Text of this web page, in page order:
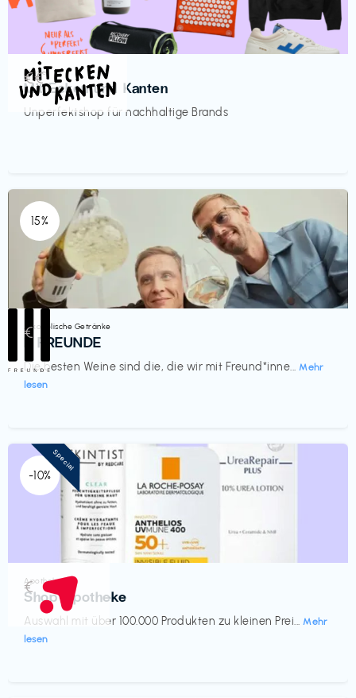
Mode
Mit Ecken und Kanten
Unperfektshop für nachhaltige Brands
€€‎
15%
Alkoholische Getränke
III FREUNDE
Die besten Weine sind die, die wir mit Freund*inne... Mehr
lesen
€‎
-10%
Apotheke
Shop Apotheke
Auswahl mit über 100.000 Produkten zu kleinen Prei... Mehr
lesen
€‎
Special